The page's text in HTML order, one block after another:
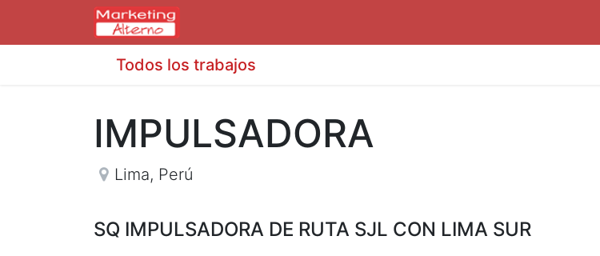
Todos los trabajos
IMPULSADORA
Lima, Perú
SQ IMPULSADORA DE RUTA SJL CON LIMA SUR